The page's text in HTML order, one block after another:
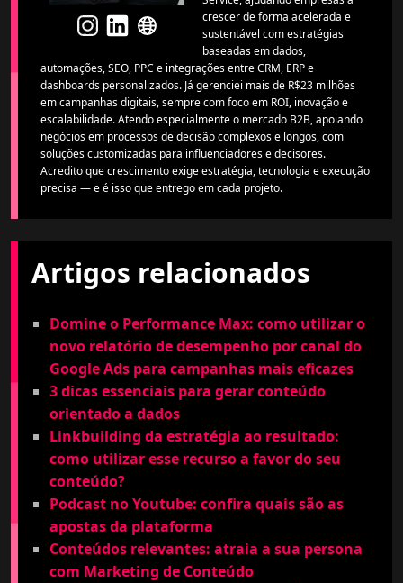
crescer de forma acelerada e
sustentável com estratégias
baseadas em dados,
automações, SEO, PPC e integrações entre CRM, ERP e
dashboards personalizados. Já gerenciei mais de R$23 milhões
em campanhas digitais, sempre com foco em ROI, inovação e
escalabilidade. Atendo especialmente o mercado B2B, apoiando
negócios em processos de decisão complexos e longos, com
soluções customizadas para influenciadores e decisores.
Acredito que crescimento exige estratégia, tecnologia e execução
precisa — e é isso que entrego em cada projeto.
Artigos relacionados
Domine o Performance Max: como utilizar o
novo relatório de desempenho por canal do
Google Ads para campanhas mais eficazes
3 dicas essenciais para gerar conteúdo
orientado a dados
Linkbuilding da estratégia ao resultado:
como utilizar esse recurso a favor do seu
conteúdo?
Podcast no Youtube: confira quais são as
apostas da plataforma
Conteúdos relevantes: atraia a sua persona
com Marketing de Conteúdo